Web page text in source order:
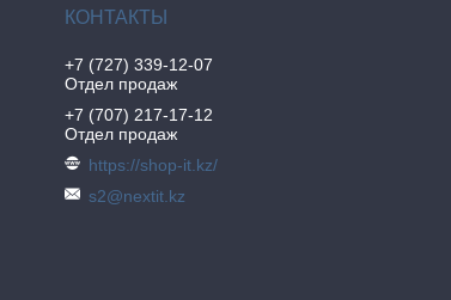
+7 (727) 339-12-07
Отдел продаж
+7 (707) 217-17-12
Отдел продаж
https://shop-it.kz/
s2@nextit.kz